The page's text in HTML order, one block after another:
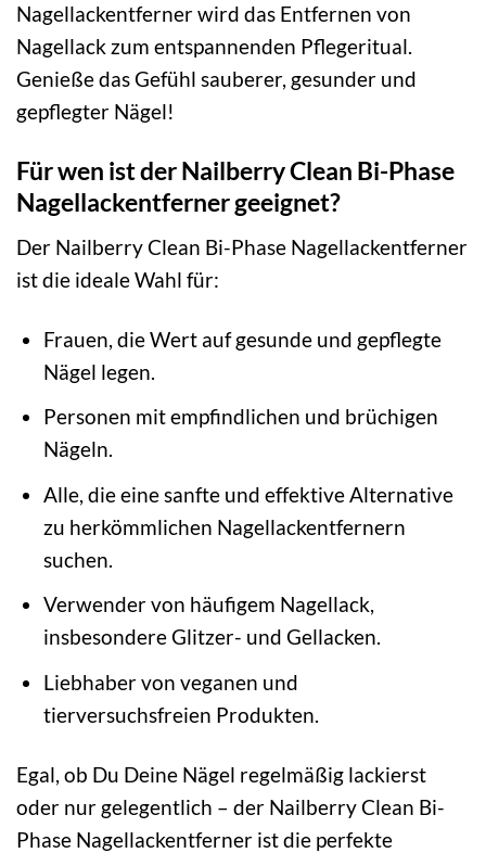
Nagellackentferner wird das Entfernen von
Nagellack zum entspannenden Pflegeritual.
Genieße das Gefühl sauberer, gesunder und
gepflegter Nägel!
Für wen ist der Nailberry Clean Bi-Phase
Nagellackentferner geeignet?
Der Nailberry Clean Bi-Phase Nagellackentferner
ist die ideale Wahl für:
Frauen, die Wert auf gesunde und gepflegte
Nägel legen.
Personen mit empfindlichen und brüchigen
Nägeln.
Alle, die eine sanfte und effektive Alternative
zu herkömmlichen Nagellackentfernern
suchen.
Verwender von häufigem Nagellack,
insbesondere Glitzer- und Gellacken.
Liebhaber von veganen und
tierversuchsfreien Produkten.
Egal, ob Du Deine Nägel regelmäßig lackierst
oder nur gelegentlich – der Nailberry Clean Bi-
Phase Nagellackentferner ist die perfekte